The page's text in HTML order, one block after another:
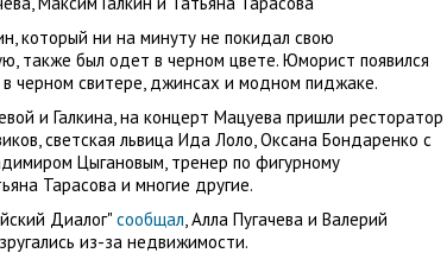
который ни на минуту не покидал свою
также был одет в черном цвете. Юморист появился
черном свитере, джинсах и модном пиджаке.
и Галкина, на концерт Мацуева пришли ресторатор
светская львица Ида Лоло, Оксана Бондаренко с
Цыгановым, тренер по фигурному
Тарасова и многие другие.
Диалог" сообщал , Алла Пугачева и Валерий
из-за недвижимости.